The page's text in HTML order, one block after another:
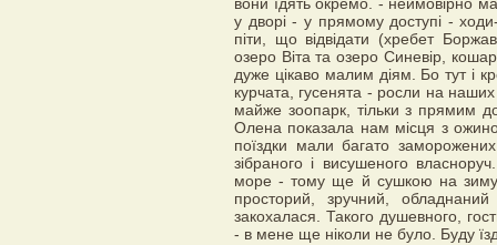
у дворі - у прямому доступі -
піти, що відвідати (хребет
озеро Віта та озеро Синевір,
дуже цікаво малим діям. Бо тут і
курчата, гусенята - росли на
майже зоопарк, тільки з прямим
Олена показала нам місця з
поїздки мали багато
зібраного і висушеного
море - тому ще й сушкою на зиму
просторий, зручний,
закохалася. Такого душевного,
- в мене ще ніколи не було. Буду